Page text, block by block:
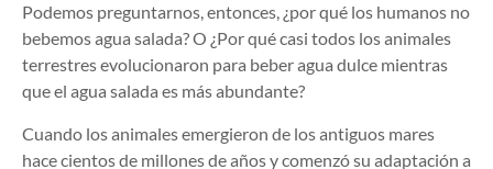
Podemos preguntarnos, entonces, ¿por qué los humanos no
bebemos agua salada? O ¿Por qué casi todos los animales
terrestres evolucionaron para beber agua dulce mientras
que el agua salada es más abundante?
Cuando los animales emergieron de los antiguos mares
hace cientos de millones de años y comenzó su adaptación a